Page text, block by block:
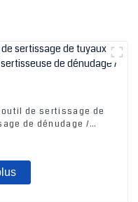
de sertissage de
de dénudage /